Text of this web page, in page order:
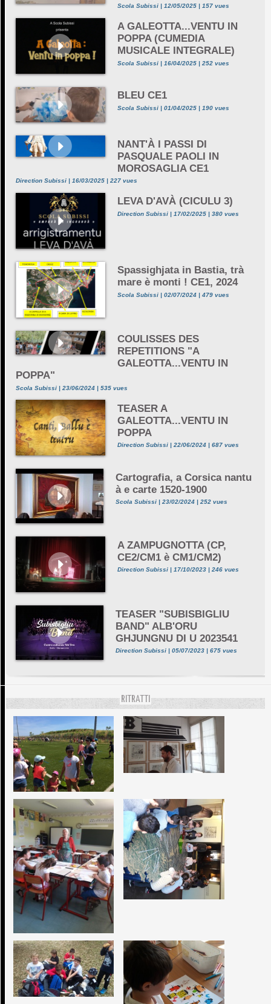
Scola Subissi | 12/05/2025 | 157 vues
A GALEOTTA...VENTU IN
POPPA (CUMEDIA
MUSICALE INTEGRALE)
Scola Subissi | 16/04/2025 | 252 vues
BLEU CE1
Scola Subissi | 01/04/2025 | 190 vues
NANT'À I PASSI DI
PASQUALE PAOLI IN
MOROSAGLIA CE1
Direction Subissi | 16/03/2025 | 227 vues
LEVA D'AVÀ (CICULU 3)
Direction Subissi | 17/02/2025 | 380 vues
Spassighjata in Bastia, trà
mare è monti ! CE1, 2024
Scola Subissi | 02/07/2024 | 479 vues
COULISSES DES
REPETITIONS "A
GALEOTTA...VENTU IN
POPPA"
Scola Subissi | 23/06/2024 | 535 vues
TEASER A
GALEOTTA...VENTU IN
POPPA
Direction Subissi | 22/06/2024 | 687 vues
Cartografia, a Corsica nantu
à e carte 1520-1900
Scola Subissi | 23/02/2024 | 252 vues
A ZAMPUGNOTTA (CP,
CE2/CM1 è CM1/CM2)
Direction Subissi | 17/10/2023 | 246 vues
TEASER "SUBISBIGLIU
BAND" ALB'ORU
GHJUNGNU DI U 2023541
Direction Subissi | 05/07/2023 | 675 vues
RITRATTI